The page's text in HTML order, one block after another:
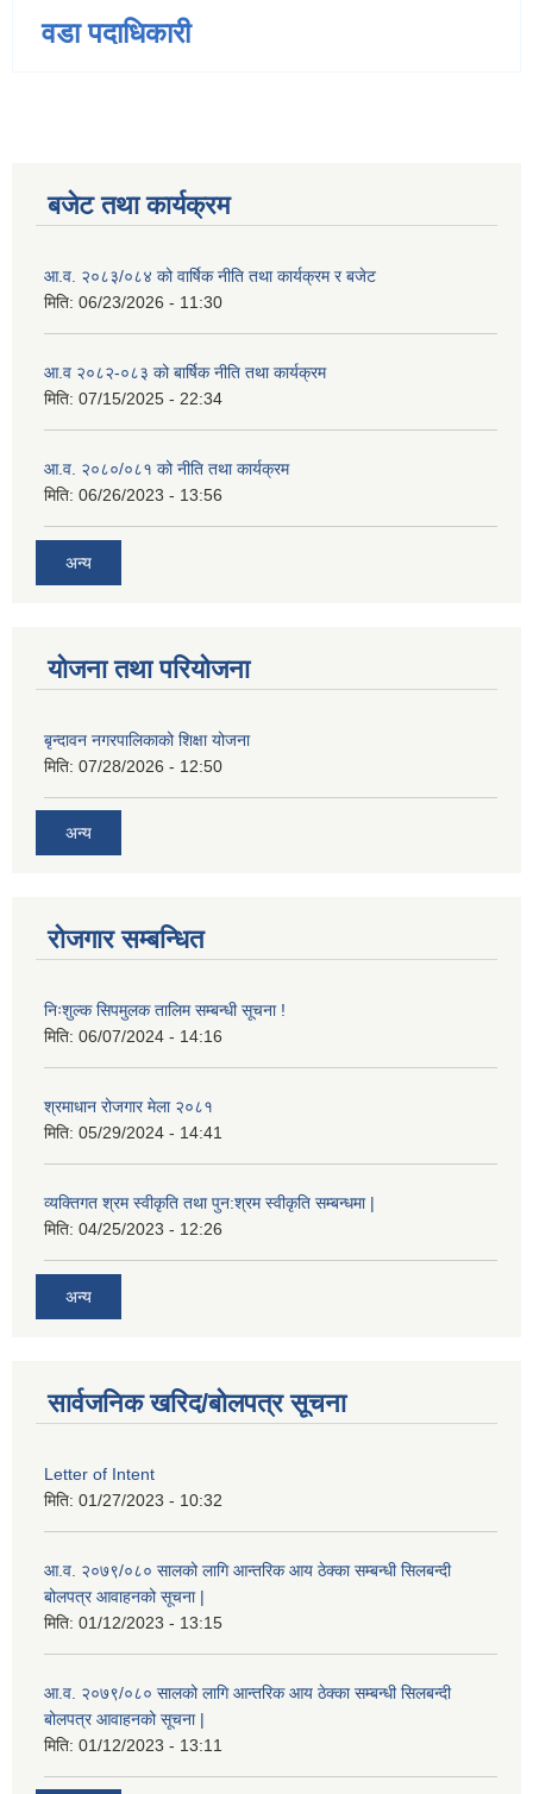
वडा पदाधिकारी
बजेट तथा कार्यक्रम
आ.व. २०८३/०८४ को वार्षिक नीति तथा कार्यक्रम र बजेट
मिति: 06/23/2026 - 11:30
आ.व २०८२-०८३ को बार्षिक नीति तथा कार्यक्रम
मिति: 07/15/2025 - 22:34
आ.व. २०८०/०८१ को नीति तथा कार्यक्रम
मिति: 06/26/2023 - 13:56
अन्य
योजना तथा परियोजना
बृन्दावन नगरपालिकाको शिक्षा योजना
मिति: 07/28/2026 - 12:50
अन्य
रोजगार सम्बन्धित
निःशुल्क सिपमुलक तालिम सम्बन्धी सूचना !
मिति: 06/07/2024 - 14:16
श्रमाधान रोजगार मेला २०८१
मिति: 05/29/2024 - 14:41
व्यक्तिगत श्रम स्वीकृति तथा पुन:श्रम स्वीकृति सम्बन्धमा |
मिति: 04/25/2023 - 12:26
अन्य
सार्वजनिक खरिद/बोलपत्र सूचना
Letter of Intent
मिति: 01/27/2023 - 10:32
आ.व. २०७९/०८० सालको लागि आन्तरिक आय ठेक्का सम्बन्धी सिलबन्दी
बोलपत्र आवाहनको सूचना |
मिति: 01/12/2023 - 13:15
आ.व. २०७९/०८० सालको लागि आन्तरिक आय ठेक्का सम्बन्धी सिलबन्दी
बोलपत्र आवाहनको सूचना |
मिति: 01/12/2023 - 13:11